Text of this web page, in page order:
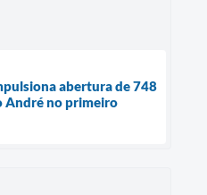
abertura de 748
André no primeiro